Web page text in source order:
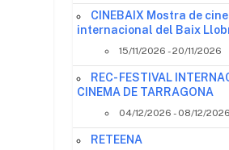
CINEBAIX Mostra de
internacional del Baix
15/11/2026 - 20/11/2026
REC- FESTIVAL
CINEMA DE TARRAGONA
04/12/2026 - 08/12/2026
RETEENA